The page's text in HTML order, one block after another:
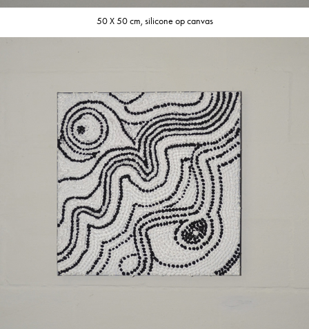
50 X 50 cm, silicone op canvas